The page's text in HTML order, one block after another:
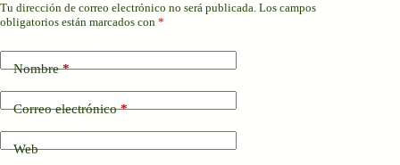
Tu dirección de correo electrónico no será publicada. Los campos
obligatorios están marcados con *
Nombre*
Correo electrónico*
Web